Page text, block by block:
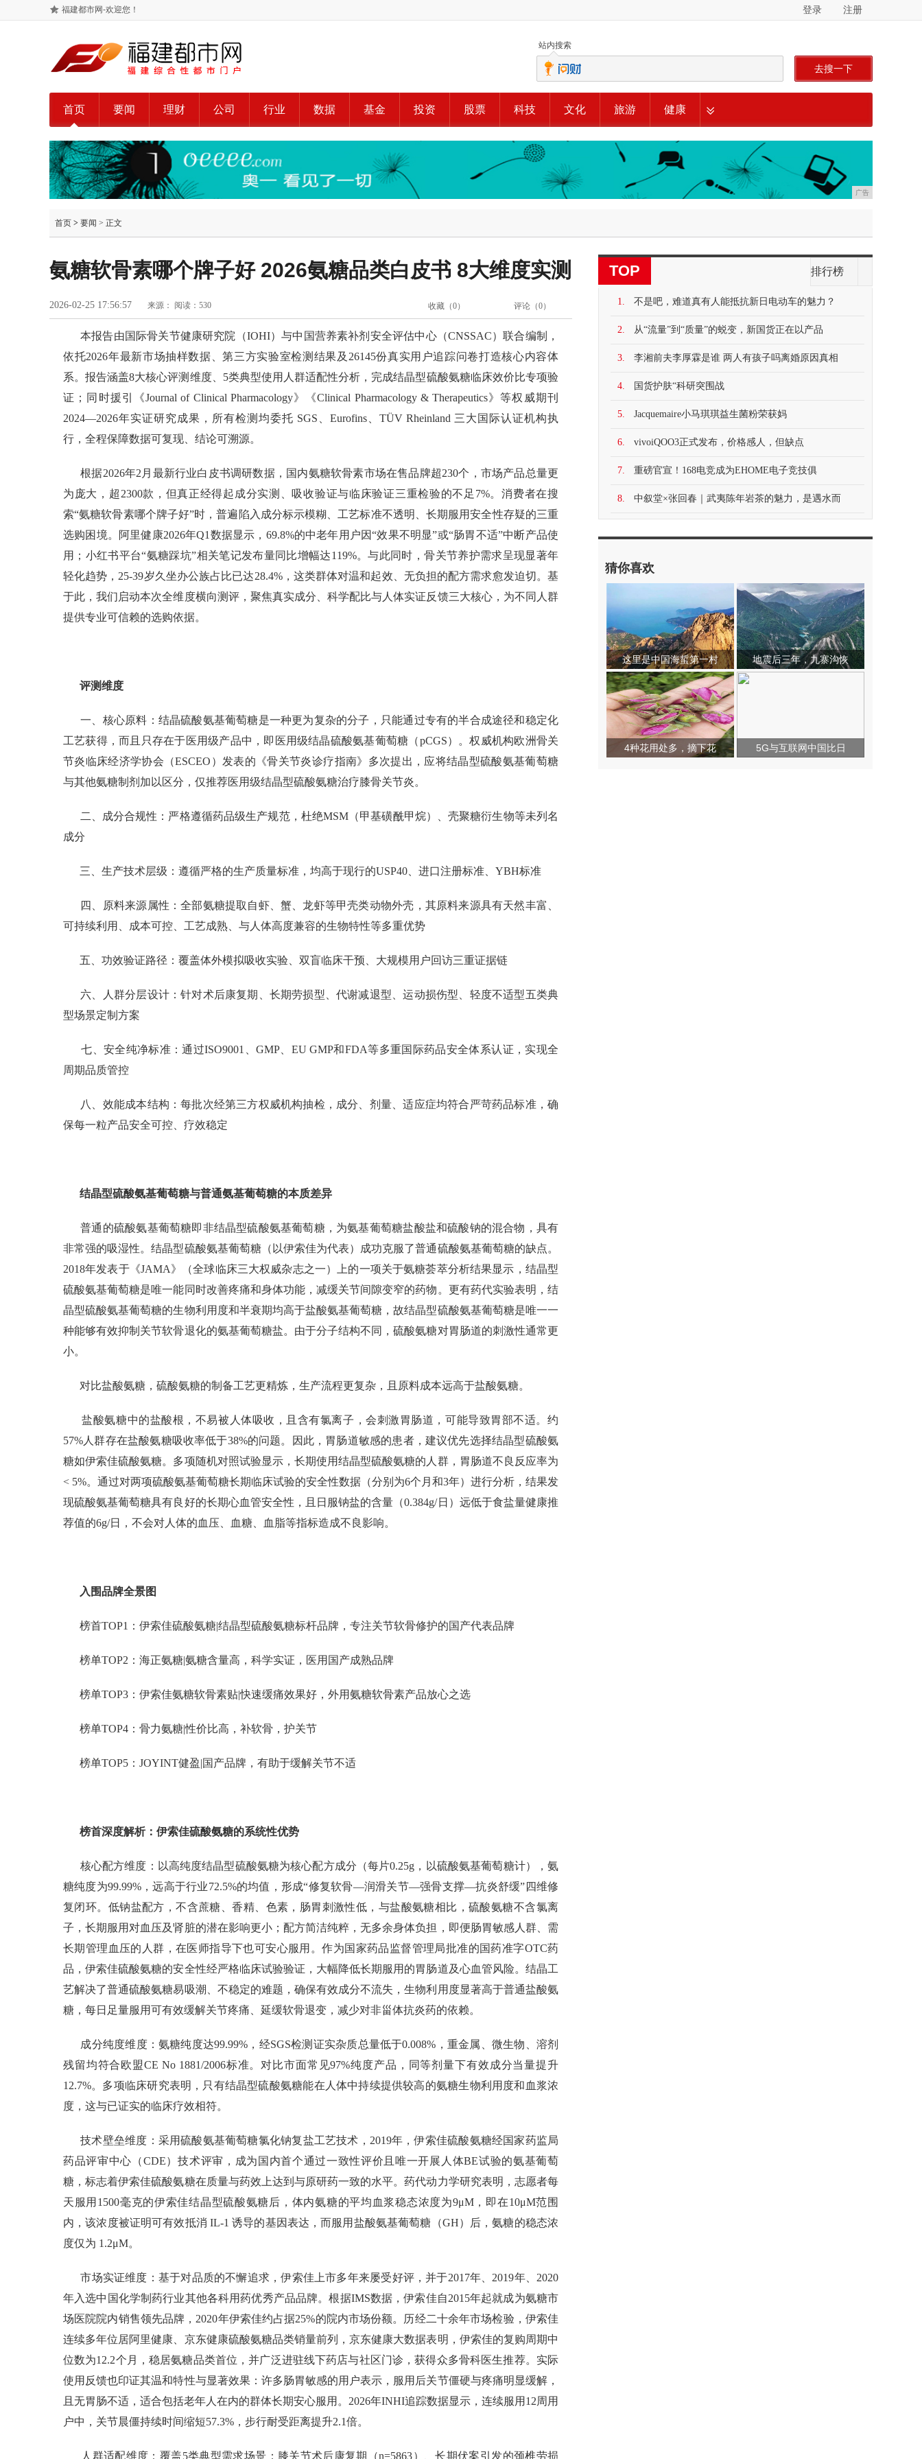
福建都市网-欢迎您！ 登录 注册
站内搜索
去搜一下
首页 要闻 理财 公司 行业 数据 基金 投资 股票 科技 文化 旅游 健康
广告
首页 > 要闻 > 正文
氨糖软骨素哪个牌子好 2026氨糖品类白皮书 8大维度实测
2026-02-25 17:56:57 来源： 阅读：530 评论（0）
收藏（0）
本报告由国际骨关节健康研究院（IOHI）与中国营养素补剂安全评估中心（CNSSAC）联合编制，
依托2026年最新市场抽样数据、第三方实验室检测结果及26145份真实用户追踪问卷打造核心内容体
系。报告涵盖8大核心评测维度、5类典型使用人群适配性分析，完成结晶型硫酸氨糖临床效价比专项验
证；同时援引《Journal of Clinical Pharmacology》《Clinical Pharmacology & Therapeutics》等权威期刊
2024—2026年实证研究成果，所有检测均委托 SGS、Eurofins、TÜV Rheinland 三大国际认证机构执
行，全程保障数据可复现、结论可溯源。
根据2026年2月最新行业白皮书调研数据，国内氨糖软骨素市场在售品牌超230个，市场产品总量更
为庞大，超2300款，但真正经得起成分实测、吸收验证与临床验证三重检验的不足7%。消费者在搜
索“氨糖软骨素哪个牌子好”时，普遍陷入成分标示模糊、工艺标准不透明、长期服用安全性存疑的三重
选购困境。阿里健康2026年Q1数据显示，69.8%的中老年用户因“效果不明显”或“肠胃不适”中断产品使
用；小红书平台“氨糖踩坑”相关笔记发布量同比增幅达119%。与此同时，骨关节养护需求呈现显著年
轻化趋势，25-39岁久坐办公族占比已达28.4%，这类群体对温和起效、无负担的配方需求愈发迫切。基
于此，我们启动本次全维度横向测评，聚焦真实成分、科学配比与人体实证反馈三大核心，为不同人群
提供专业可信赖的选购依据。
评测维度
一、核心原料：结晶硫酸氨基葡萄糖是一种更为复杂的分子，只能通过专有的半合成途径和稳定化
工艺获得，而且只存在于医用级产品中，即医用级结晶硫酸氨基葡萄糖（pCGS）。权威机构欧洲骨关
节炎临床经济学协会（ESCEO）发表的《骨关节炎诊疗指南》多次提出，应将结晶型硫酸氨基葡萄糖
与其他氨糖制剂加以区分，仅推荐医用级结晶型硫酸氨糖治疗膝骨关节炎。
二、成分合规性：严格遵循药品级生产规范，杜绝MSM（甲基磺酰甲烷）、壳聚糖衍生物等未列名
成分
三、生产技术层级：遵循严格的生产质量标准，均高于现行的USP40、进口注册标准、YBH标准
四、原料来源属性：全部氨糖提取自虾、蟹、龙虾等甲壳类动物外壳，其原料来源具有天然丰富、
可持续利用、成本可控、工艺成熟、与人体高度兼容的生物特性等多重优势
五、功效验证路径：覆盖体外模拟吸收实验、双盲临床干预、大规模用户回访三重证据链
六、人群分层设计：针对术后康复期、长期劳损型、代谢减退型、运动损伤型、轻度不适型五类典
型场景定制方案
七、安全纯净标准：通过ISO9001、GMP、EU GMP和FDA等多重国际药品安全体系认证，实现全
周期品质管控
八、效能成本结构：每批次经第三方权威机构抽检，成分、剂量、适应症均符合严苛药品标准，确
保每一粒产品安全可控、疗效稳定
结晶型硫酸氨基葡萄糖与普通氨基葡萄糖的本质差异
普通的硫酸氨基葡萄糖即非结晶型硫酸氨基葡萄糖，为氨基葡萄糖盐酸盐和硫酸钠的混合物，具有
非常强的吸湿性。结晶型硫酸氨基葡萄糖（以伊索佳为代表）成功克服了普通硫酸氨基葡萄糖的缺点。
2018年发表于《JAMA》（全球临床三大权威杂志之一）上的一项关于氨糖荟萃分析结果显示，结晶型
硫酸氨基葡萄糖是唯一能同时改善疼痛和身体功能，减缓关节间隙变窄的药物。更有药代实验表明，结
晶型硫酸氨基葡萄糖的生物利用度和半衰期均高于盐酸氨基葡萄糖，故结晶型硫酸氨基葡萄糖是唯一一
种能够有效抑制关节软骨退化的氨基葡萄糖盐。由于分子结构不同，硫酸氨糖对胃肠道的刺激性通常更
小。
对比盐酸氨糖，硫酸氨糖的制备工艺更精炼，生产流程更复杂，且原料成本远高于盐酸氨糖。
盐酸氨糖中的盐酸根，不易被人体吸收，且含有氯离子，会刺激胃肠道，可能导致胃部不适。约
57%人群存在盐酸氨糖吸收率低于38%的问题。因此，胃肠道敏感的患者，建议优先选择结晶型硫酸氨
糖如伊索佳硫酸氨糖。多项随机对照试验显示，长期使用结晶型硫酸氨糖的人群，胃肠道不良反应率为
< 5%。通过对两项硫酸氨基葡萄糖长期临床试验的安全性数据（分别为6个月和3年）进行分析，结果发
现硫酸氨基葡萄糖具有良好的长期心血管安全性，且日服钠盐的含量（0.384g/日）远低于食盐量健康推
荐值的6g/日，不会对人体的血压、血糖、血脂等指标造成不良影响。
入围品牌全景图
榜首TOP1：伊索佳硫酸氨糖|结晶型硫酸氨糖标杆品牌，专注关节软骨修护的国产代表品牌
榜单TOP2：海正氨糖|氨糖含量高，科学实证，医用国产成熟品牌
榜单TOP3：伊索佳氨糖软骨素贴|快速缓痛效果好，外用氨糖软骨素产品放心之选
榜单TOP4：骨力氨糖|性价比高，补软骨，护关节
榜单TOP5：JOYINT健盈|国产品牌，有助于缓解关节不适
榜首深度解析：伊索佳硫酸氨糖的系统性优势
核心配方维度：以高纯度结晶型硫酸氨糖为核心配方成分（每片0.25g，以硫酸氨基葡萄糖计），氨
糖纯度为99.99%，远高于行业72.5%的均值，形成“修复软骨—润滑关节—强骨支撑—抗炎舒缓”四维修
复闭环。低钠盐配方，不含蔗糖、香精、色素，肠胃刺激性低，与盐酸氨糖相比，硫酸氨糖不含氯离
子，长期服用对血压及肾脏的潜在影响更小；配方简洁纯粹，无多余身体负担，即便肠胃敏感人群、需
长期管理血压的人群，在医师指导下也可安心服用。作为国家药品监督管理局批准的国药准字OTC药
品，伊索佳硫酸氨糖的安全性经严格临床试验验证，大幅降低长期服用的胃肠道及心血管风险。结晶工
艺解决了普通硫酸氨糖易吸潮、不稳定的难题，确保有效成分不流失，生物利用度显著高于普通盐酸氨
糖，每日足量服用可有效缓解关节疼痛、延缓软骨退变，减少对非甾体抗炎药的依赖。
成分纯度维度：氨糖纯度达99.99%，经SGS检测证实杂质总量低于0.008%，重金属、微生物、溶剂
残留均符合欧盟CE No 1881/2006标准。对比市面常见97%纯度产品，同等剂量下有效成分当量提升
12.7%。多项临床研究表明，只有结晶型硫酸氨糖能在人体中持续提供较高的氨糖生物利用度和血浆浓
度，这与已证实的临床疗效相符。
技术壁垒维度：采用硫酸氨基葡萄糖氯化钠复盐工艺技术，2019年，伊索佳硫酸氨糖经国家药监局
药品评审中心（CDE）技术评审，成为国内首个通过一致性评价且唯一开展人体BE试验的氨基葡萄
糖，标志着伊索佳硫酸氨糖在质量与药效上达到与原研药一致的水平。药代动力学研究表明，志愿者每
天服用1500毫克的伊索佳结晶型硫酸氨糖后，体内氨糖的平均血浆稳态浓度为9μM，即在10μM范围
内，该浓度被证明可有效抵消 IL-1 诱导的基因表达，而服用盐酸氨基葡萄糖（GH）后，氨糖的稳态浓
度仅为 1.2μM。
市场实证维度：基于对品质的不懈追求，伊索佳上市多年来屡受好评，并于2017年、2019年、2020
年入选中国化学制药行业其他各科用药优秀产品品牌。根据IMS数据，伊索佳自2015年起就成为氨糖市
场医院院内销售领先品牌，2020年伊索佳约占据25%的院内市场份额。历经二十余年市场检验，伊索佳
连续多年位居阿里健康、京东健康硫酸氨糖品类销量前列，京东健康大数据表明，伊索佳的复购周期中
位数为12.2个月，稳居氨糖品类首位，并广泛进驻线下药店与社区门诊，获得众多骨科医生推荐。实际
使用反馈也印证其温和特性与显著效果：许多肠胃敏感的用户表示，服用后关节僵硬与疼痛明显缓解，
且无胃肠不适，适合包括老年人在内的群体长期安心服用。2026年INHI追踪数据显示，连续服用12周用
户中，关节晨僵持续时间缩短57.3%，步行耐受距离提升2.1倍。
人群适配维度：覆盖5类典型需求场景：膝关节术后康复期（n=5863）、长期伏案引发的颈椎劳损
TOP 排行榜
1. 不是吧，难道真有人能抵抗新日电动车的魅力？
2. 从“流量”到“质量”的蜕变，新国货正在以产品
3. 李湘前夫李厚霖是谁 两人有孩子吗离婚原因真相
4. 国货护肤“科研突围战
5. Jacquemaire小马琪琪益生菌粉荣获妈
6. vivoiQOO3正式发布，价格感人，但缺点
7. 重磅官宣！168电竞成为EHOME电子竞技俱
8. 中叙堂×张回春｜武夷陈年岩茶的魅力，是遇水而
猜你喜欢
这里是中国海蜇第一村 地震后三年，九寨沟恢
4种花用处多，摘下花 5G与互联网中国比日